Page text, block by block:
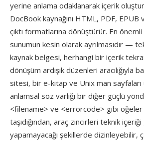
yerine anlama odaklanarak içerik
DocBook kaynağını HTML, PDF, EPUB
çıktı formatlarına dönüştürür. En
sunumun kesin olarak ayrılmasıdır —
kaynak belgesi, herhangi bir içerik
dönüşüm ardışık düzenleri aracılığıyla
sitesi, bir e-kitap ve Unix man
anlamsal söz varlığı bir diğer güçlü
<filename> ve <errorcode> gibi öğeler
taşıdığından, araç zincirleri teknik
yapamayacağı şekillerde dizinleyebilir,